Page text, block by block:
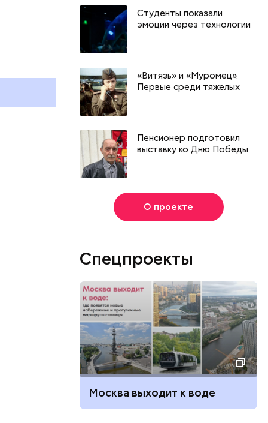
День качания на качелях и
День шампанского: какие
и мире 4 августа
праздники
и мире 8
Студенты показали
эмоции через технологии
«Витязь» и «Муромец».
Первые среди тяжелых
Пенсионер подготовил
выставку ко Дню Победы
О проекте
Спецпроекты
Москва выходит к воде